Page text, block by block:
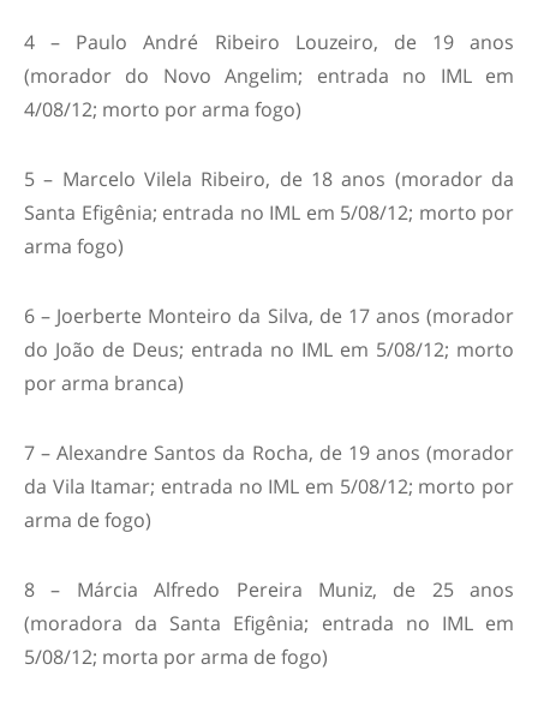
4 – Paulo André Ribeiro Louzeiro, de 19 anos
(morador do Novo Angelim; entrada no IML em
4/08/12; morto por arma fogo)
5 – Marcelo Vilela Ribeiro, de 18 anos (morador da
Santa Efigênia; entrada no IML em 5/08/12; morto por
arma fogo)
6 – Joerberte Monteiro da Silva, de 17 anos (morador
do João de Deus; entrada no IML em 5/08/12; morto
por arma branca)
7 – Alexandre Santos da Rocha, de 19 anos (morador
da Vila Itamar; entrada no IML em 5/08/12; morto por
arma de fogo)
8 – Márcia Alfredo Pereira Muniz, de 25 anos
(moradora da Santa Efigênia; entrada no IML em
5/08/12; morta por arma de fogo)